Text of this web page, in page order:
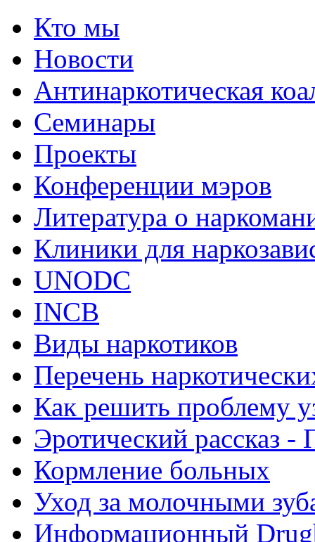
Кто мы
Новости
Антинаркотическая
Семинары
Проекты
Конференции мэров
Литература о
Клиники для
UNODC
INCB
Виды наркотиков
Перечень
Как решить проблему
Эротический рассказ -
Кормление больных
Уход за молочными
Информационный